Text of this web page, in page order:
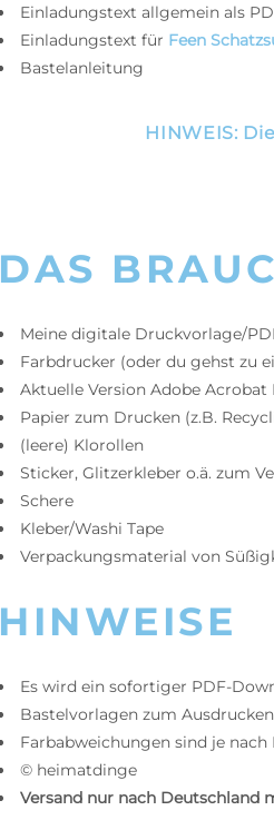
Einladungstext allgemein als
Einladungstext für Feen
Bastelanleitung
HINWEIS:
DAS
Meine digitale Druckvorlage/
Farbdrucker (oder du gehst zu
Aktuelle Version Adobe Acrobat
Papier zum Drucken (z.B.
(leere) Klorollen
Sticker, Glitzerkleber o.ä. zum
Schere
Kleber/Washi Tape
Verpackungsmaterial von
HINWEISE
Es wird ein sofortiger PDF-
Bastelvorlagen zum
Farbabweichungen sind je
© heimatdinge
Versand nur nach Deutschland